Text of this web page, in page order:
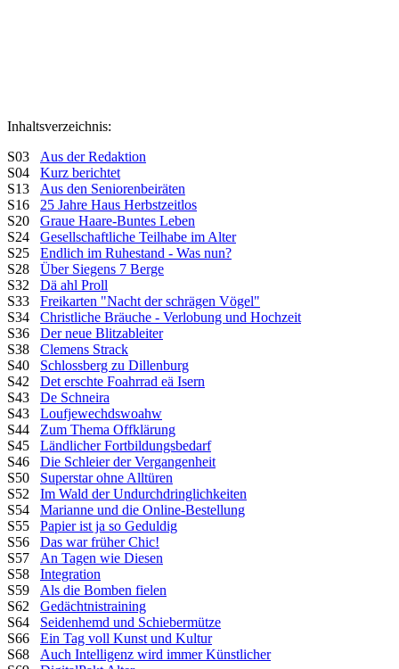
Inhaltsverzeichnis:
S03 Aus der Redaktion
S04 Kurz berichtet
S13 Aus den Seniorenbeiräten
S16 25 Jahre Haus Herbstzeitlos
S20 Graue Haare-Buntes Leben
S24 Gesellschaftliche Teilhabe im Alter
S25 Endlich im Ruhestand - Was nun?
S28 Über Siegens 7 Berge
S32 Dä ahl Proll
S33 Freikarten "Nacht der schrägen Vögel"
S34 Christliche Bräuche - Verlobung und Hochzeit
S36 Der neue Blitzableiter
S38 Clemens Strack
S40 Schlossberg zu Dillenburg
S42 Det erschte Foahrrad eä Isern
S43 De Schneira
S43 Loufjewechdswoahw
S44 Zum Thema Offklärung
S45 Ländlicher Fortbildungsbedarf
S46 Die Schleier der Vergangenheit
S50 Superstar ohne Alltüren
S52 Im Wald der Undurchdringlichkeiten
S54 Marianne und die Online-Bestellung
S55 Papier ist ja so Geduldig
S56 Das war früher Chic!
S57 An Tagen wie Diesen
S58 Integration
S59 Als die Bomben fielen
S62 Gedächtnistraining
S64 Seidenhemd und Schiebermütze
S66 Ein Tag voll Kunst und Kultur
S68 Auch Intelligenz wird immer Künstlicher